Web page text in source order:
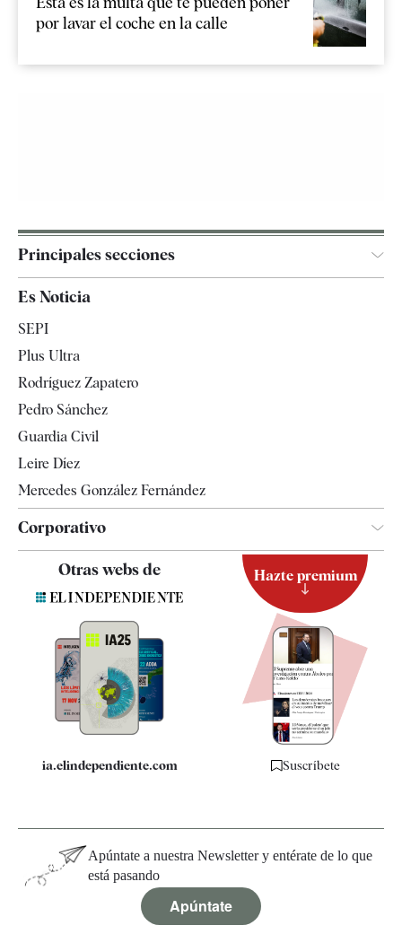
por lavar el coche en la calle
Principales secciones
España
Televisión
Es Noticia
SEPI
Plus Ultra
Rodríguez Zapatero
Pedro Sánchez
Guardia Civil
Leire Díez
Mercedes González Fernández
Corporativo
Contacto
Quiénes somos
Especificaciones
Otras webs de
ia.elindependiente.com
Hazte premium
Suscríbete
Apúntate a nuestra Newsletter y entérate de lo que
está pasando
Apúntate